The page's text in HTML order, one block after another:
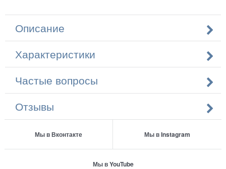
Описание
Характеристики
Частые вопросы
Отзывы
Мы в Вконтакте Мы в Instagram
Мы в YouTube